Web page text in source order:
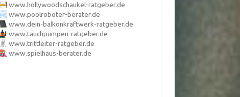
www.hollywoodschaukel-ratgeber.de
www.poolroboter-berater.de
www.dein-balkonkraftwerk-ratgeber.de
www.tauchpumpen-ratgeber.de
www.trittleiter-ratgeber.de
www.spielhaus-berater.de